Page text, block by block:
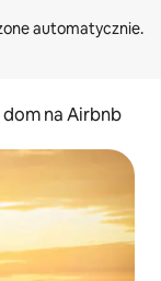
na Airbnb